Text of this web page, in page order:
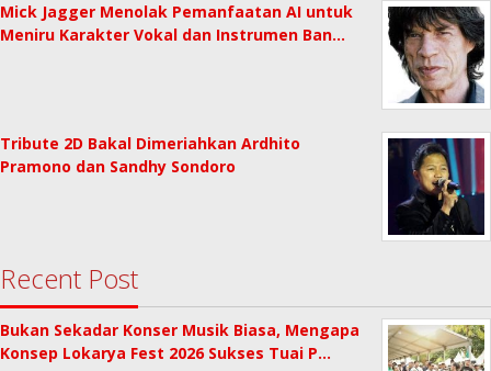
Mick Jagger Menolak Pemanfaatan AI untuk
Meniru Karakter Vokal dan Instrumen Ban…
Tribute 2D Bakal Dimeriahkan Ardhito
Pramono dan Sandhy Sondoro
Recent Post
Bukan Sekadar Konser Musik Biasa, Mengapa
Konsep Lokarya Fest 2026 Sukses Tuai P…